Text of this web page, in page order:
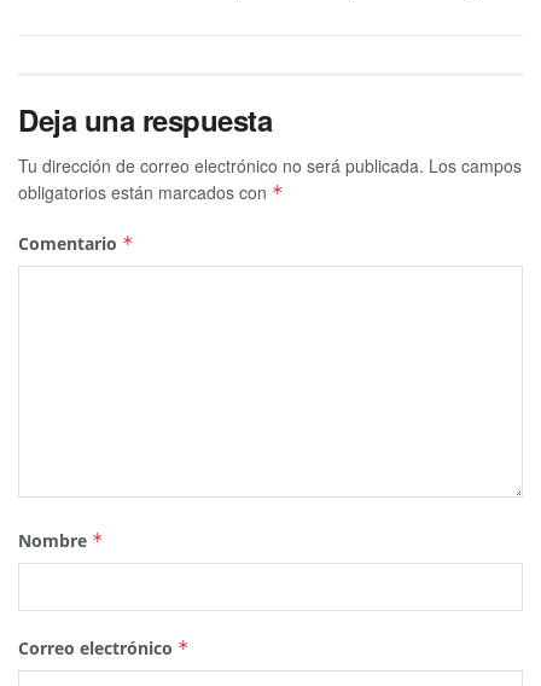
Deja una respuesta
Tu dirección de correo electrónico no será publicada. Los campos
obligatorios están marcados con *
Comentario *
Nombre *
Correo electrónico *